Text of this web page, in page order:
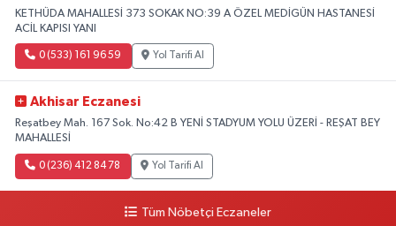
KETHÜDA MAHALLESİ 373 SOKAK NO:39 A ÖZEL MEDİGÜN HASTANESİ
ACİL KAPISI YANI
0 (533) 161 96 59 Yol Tarifi Al
Akhisar Eczanesi
Reşatbey Mah. 167 Sok. No:42 B YENİ STADYUM YOLU ÜZERİ - REŞAT BEY
MAHALLESİ
0 (236) 412 84 78 Yol Tarifi Al
Tüm Nöbetçi Eczaneler